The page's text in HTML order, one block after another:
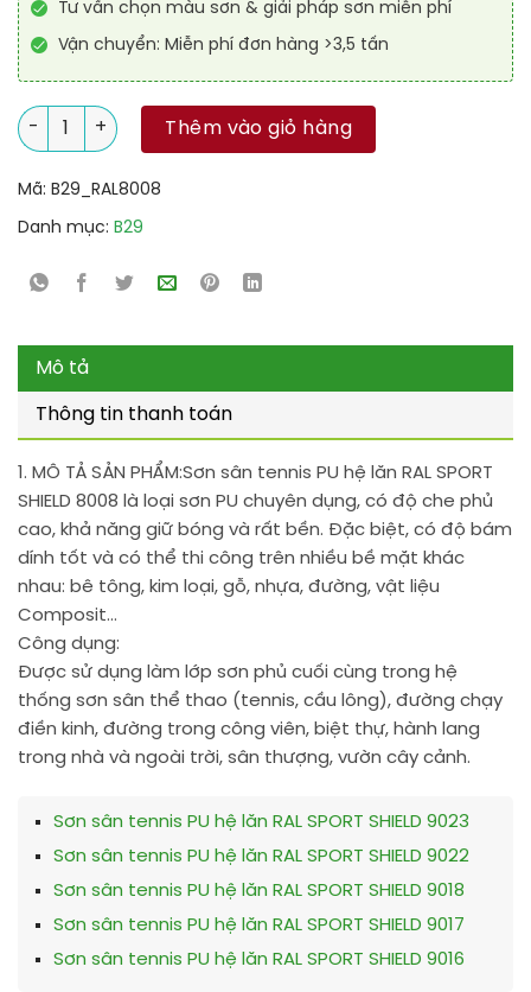
Tư vấn chọn màu sơn & giải pháp sơn miễn phí
Vận chuyển: Miễn phí đơn hàng >3,5 tấn
Sơn sân tennis PU hệ lăn RAL SPORT SHIELD 8008 số lượng
Thêm vào giỏ hàng
Mã: B29_RAL8008
Danh mục: B29
Mô tả
Thông tin thanh toán
1. MÔ TẢ SẢN PHẨM:Sơn sân tennis PU hệ lăn RAL SPORT
SHIELD 8008 là loại sơn PU chuyên dụng, có độ che phủ
cao, khả năng giữ bóng và rất bền. Đặc biệt, có độ bám
dính tốt và có thể thi công trên nhiều bề mặt khác
nhau: bê tông, kim loại, gỗ, nhựa, đường, vật liệu
Composit…
Công dụng:
Được sử dụng làm lớp sơn phủ cuối cùng trong hệ
thống sơn sân thể thao (tennis, cầu lông), đường chạy
điền kinh, đường trong công viên, biệt thự, hành lang
trong nhà và ngoài trời, sân thượng, vườn cây cảnh.
Sơn sân tennis PU hệ lăn RAL SPORT SHIELD 9023
Sơn sân tennis PU hệ lăn RAL SPORT SHIELD 9022
Sơn sân tennis PU hệ lăn RAL SPORT SHIELD 9018
Sơn sân tennis PU hệ lăn RAL SPORT SHIELD 9017
Sơn sân tennis PU hệ lăn RAL SPORT SHIELD 9016